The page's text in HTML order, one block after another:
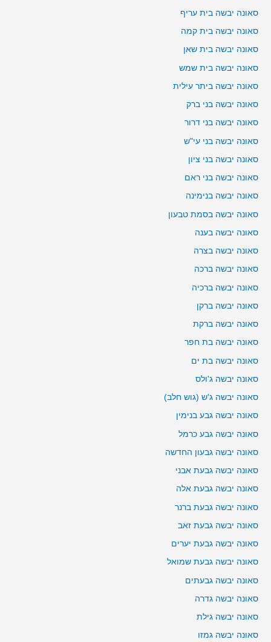
סאונה יבשה בית עריף
סאונה יבשה בית קמה
סאונה יבשה בית שאן
סאונה יבשה בית שמש
סאונה יבשה ביתר עילית
סאונה יבשה בני ברק
סאונה יבשה בני דרור
סאונה יבשה בני עי"ש
סאונה יבשה בני ציון
סאונה יבשה בני ראם
סאונה יבשה בנימינה
סאונה יבשה בסמת טבעון
סאונה יבשה בענה
סאונה יבשה בצרה
סאונה יבשה ברכה
סאונה יבשה ברכיה
סאונה יבשה ברקן
סאונה יבשה ברקת
סאונה יבשה בת חפר
סאונה יבשה בת ים
סאונה יבשה ג'ולס
סאונה יבשה ג'ש (גוש חלב)
סאונה יבשה גבע בנימין
סאונה יבשה גבע כרמל
סאונה יבשה גבעון החדשה
סאונה יבשה גבעת אבני
סאונה יבשה גבעת אלה
סאונה יבשה גבעת ברנר
סאונה יבשה גבעת זאב
סאונה יבשה גבעת יערים
סאונה יבשה גבעת שמואל
סאונה יבשה גבעתים
סאונה יבשה גדרה
סאונה יבשה גילת
סאונה יבשה גמזו